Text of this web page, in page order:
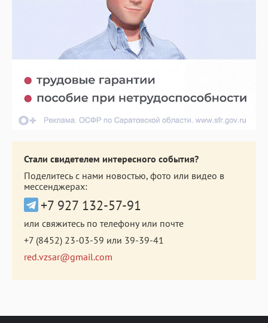
Стали свидетелем интересного события?
Поделитесь с нами новостью, фото или видео в
мессенджерах:
+7 927 132-57-91
или свяжитесь по телефону или почте
+7 (8452) 23-03-59 или 39-39-41
red.vzsar@gmail.com